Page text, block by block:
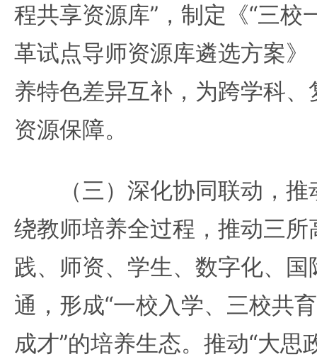
程共享资源库”，制定《“三校
革试点导师资源库遴选方案
养特色差异互补，为跨学科
资源保障。
（三）深化协同联动，推
绕教师培养全过程，推动三
践、师资、学生、数字化、
通，形成“一校入学、三校共
成才”的培养生态。推动“大思